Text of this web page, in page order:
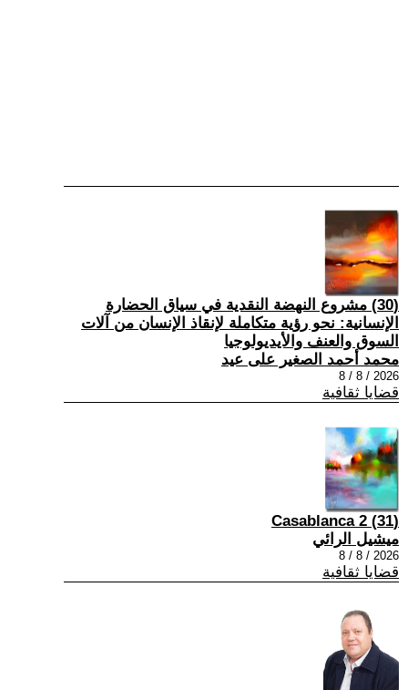
(30) مشروع النهضة النقدية في سياق الحضارة
الإنسانية: نحو رؤية متكاملة لإنقاذ الإنسان من آلات
السوق والعنف والأيديولوجيا
محمد أحمد الصغير على عيد
2026 / 8 / 8
قضايا ثقافية
(31) Casablanca 2
ميشيل الرائي
2026 / 8 / 8
قضايا ثقافية